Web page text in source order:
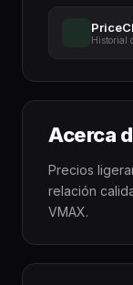
Historial
Acerca
Precios
relación
VMAX.